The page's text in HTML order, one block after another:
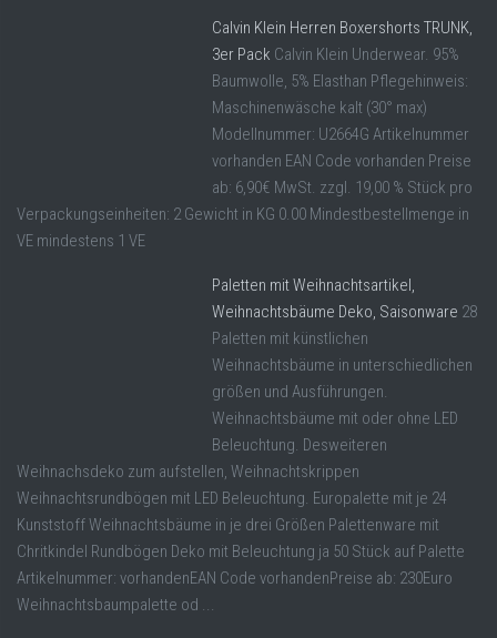
Calvin Klein Herren Boxershorts TRUNK,
3er Pack Calvin Klein Underwear. 95%
Baumwolle, 5% Elasthan Pflegehinweis:
Maschinenwäsche kalt (30° max)
Modellnummer: U2664G Artikelnummer
vorhanden EAN Code vorhanden Preise
ab: 6,90€ MwSt. zzgl. 19,00 % Stück pro
Verpackungseinheiten: 2 Gewicht in KG 0.00 Mindestbestellmenge in
VE mindestens 1 VE
Paletten mit Weihnachtsartikel,
Weihnachtsbäume Deko, Saisonware 28
Paletten mit künstlichen
Weihnachtsbäume in unterschiedlichen
größen und Ausführungen.
Weihnachtsbäume mit oder ohne LED
Beleuchtung. Desweiteren
Weihnachsdeko zum aufstellen, Weihnachtskrippen
Weihnachtsrundbögen mit LED Beleuchtung. Europalette mit je 24
Kunststoff Weihnachtsbäume in je drei Größen Palettenware mit
Chritkindel Rundbögen Deko mit Beleuchtung ja 50 Stück auf Palette
Artikelnummer: vorhandenEAN Code vorhandenPreise ab: 230Euro
Weihnachtsbaumpalette od ...